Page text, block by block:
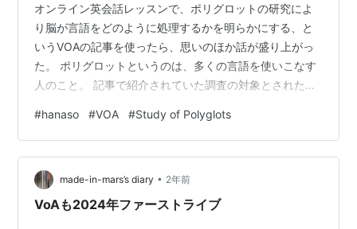
オンライン英会話レッスンで、ポリグロットの研究によ
り脳が言語をどのように処理するかを明らかにする、と
いうVOAの記事を使ったら、思いのほか話が盛り上がっ
た。 ポリグロットというのは、多くの言語を使いこなす
人のこと。 記事で紹介されていた調査の対象とされたポ
new study, a team of scientists monitored the brain
activity of 34 polyglots. The polyglots spoke between
five and 54 languages. learningengl…
#hanaso #VOA #Study of Polyglots
made-in-mars’s diary • 2年前
VoAも2024年ファーストライブ